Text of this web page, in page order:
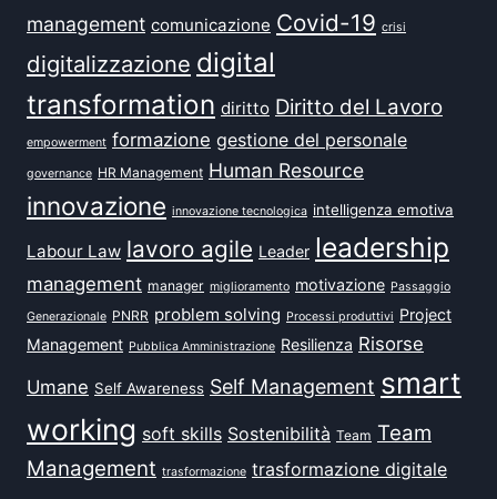
management comunicazione Covid-19 crisi
digitalizzazione digital
transformation diritto Diritto del Lavoro
empowerment formazione gestione del personale
governance HR Management Human Resource
innovazione innovazione tecnologica intelligenza emotiva
Labour Law lavoro agile Leader leadership
management manager miglioramento motivazione Passaggio
Generazionale PNRR problem solving Processi produttivi Project
Management Pubblica Amministrazione Resilienza Risorse
Umane Self Awareness Self Management smart
working soft skills Sostenibilità Team Team
Management trasformazione trasformazione digitale